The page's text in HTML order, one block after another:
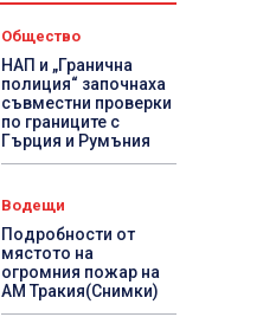
Общество
НАП и „Гранична
полиция“ започнаха
съвместни проверки
по границите с
Гърция и Румъния
Водещи
Подробности от
мястото на
огромния пожар на
АМ Тракия(Снимки)